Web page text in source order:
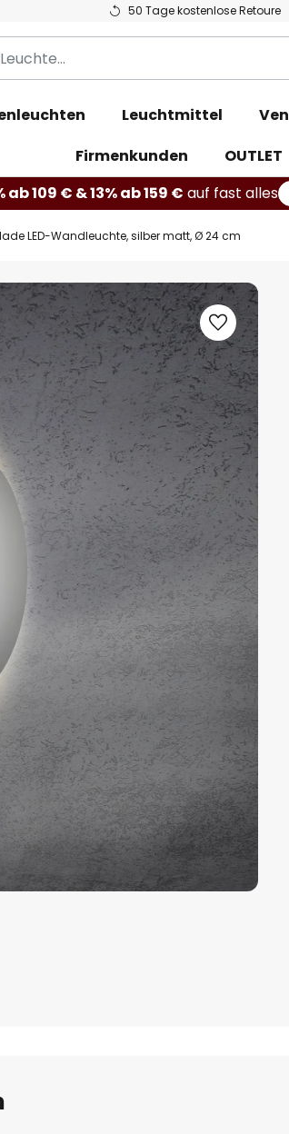
50 Tage kostenlose Retoure
Leuchtmittel
Firmenkunden
OUTLET
ab 109 € & 13% ab 159 € auf fast alles
LED-Wandleuchte, silber matt, Ø 24 cm